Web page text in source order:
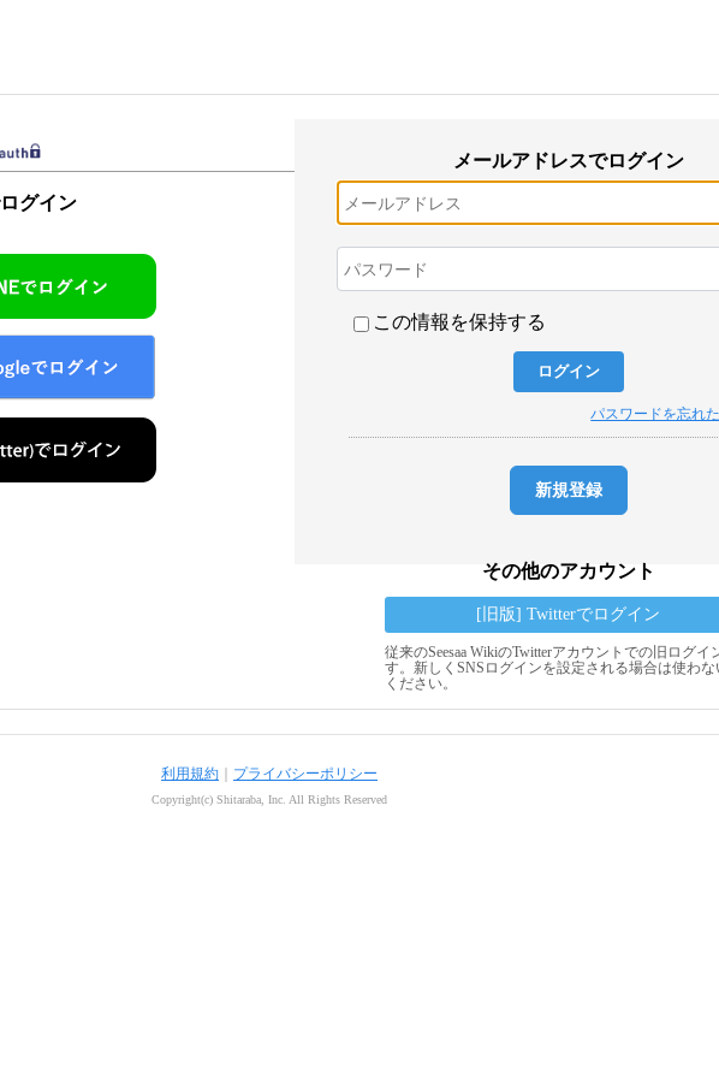
グイン
メールアドレスでログイン
この情報を保持する
パスワードを忘れ
新規登録
その他のアカウント
[旧版] Twitterでログイン
従来のSeesaa WikiのTwitterアカウントでの旧ログイ
す。新しくSNSログインを設定される場合は使わな
ください。
利用規約 プライバシーポリシー
Copyright(c) Shitaraba, Inc. All Rights Reserved